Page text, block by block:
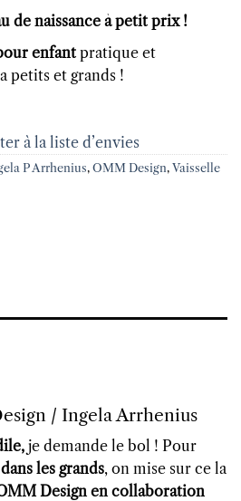
de naissance à petit prix !
enfantpratique et
petits et grands !
à la liste d’envies
P Arrhenius, OMM Design, Vaisselle
/ Ingela Arrhenius
je demande le bol ! Pour
les grands, on mise sur ce la
Design en collaboration